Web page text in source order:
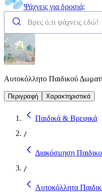
Ψάχνεις για δροσιά;
Αυτοκόλλητο Παιδικού
Περιγραφή Χαρακτηριστικά
Παιδικά & Βρεφικά
/
Διακόσμηση
/
Αυτοκόλλητα